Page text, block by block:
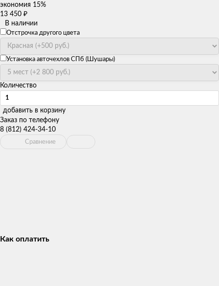
экономия 15%
13 450 ₽
В наличии
Отстрочка другого цвета
Установка авточехлов СПб (Шушары)
Количество
добавить в корзину
Заказ по телефону
8 (812) 424-34-10
Сравнение
Как оплатить